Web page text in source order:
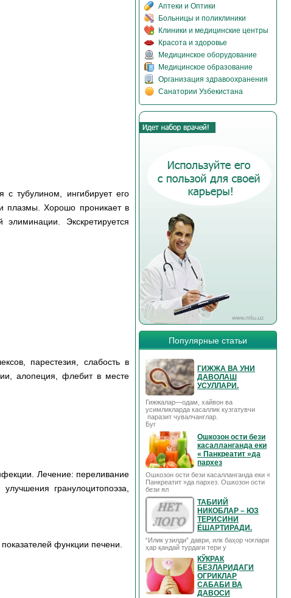
с тубулином, ингибирует его
плазмы. Хорошо проникает в
Экскретируется
парестезия, слабость в
алопеция, флебит в месте
Лечение: переливание
гранулоцитопоэза,
функции печени.
Аптеки и Оптики
Больницы и поликлиники
Клиники и медицинские центры
Красота и здоровье
Медицинское оборудование
Медицинское образование
Организация здравоохранения
Санатории Узбекистана
Популярные статьи
ГИЖЖА ВА УНИ
ДАВОЛАШ
УСУЛЛАРИ.
Гижжалар—одам, хайвон ва
усимликларда касаллик кузгатувчи
паразит чувалчанглар.
Буг
Ошкозон ости бези
касалланганда еки
« Панкреатит »да
пархез
Ошкозон ости бези касалланганда еки «
Панкреатит »да пархез. Ошкозон ости
бези ял
ТАБИИЙ
НИКОБЛАР – ЮЗ
ТЕРИСИНИ
ЁШАРТИРАДИ.
“Илик узилди” даври, илк баҳор чоғлари
ҳар қандай турдаги тери у
КЎКРАК
БЕЗЛАРИДАГИ
ОГРИКЛАР
САБАБИ ВА
ДАВОСИ